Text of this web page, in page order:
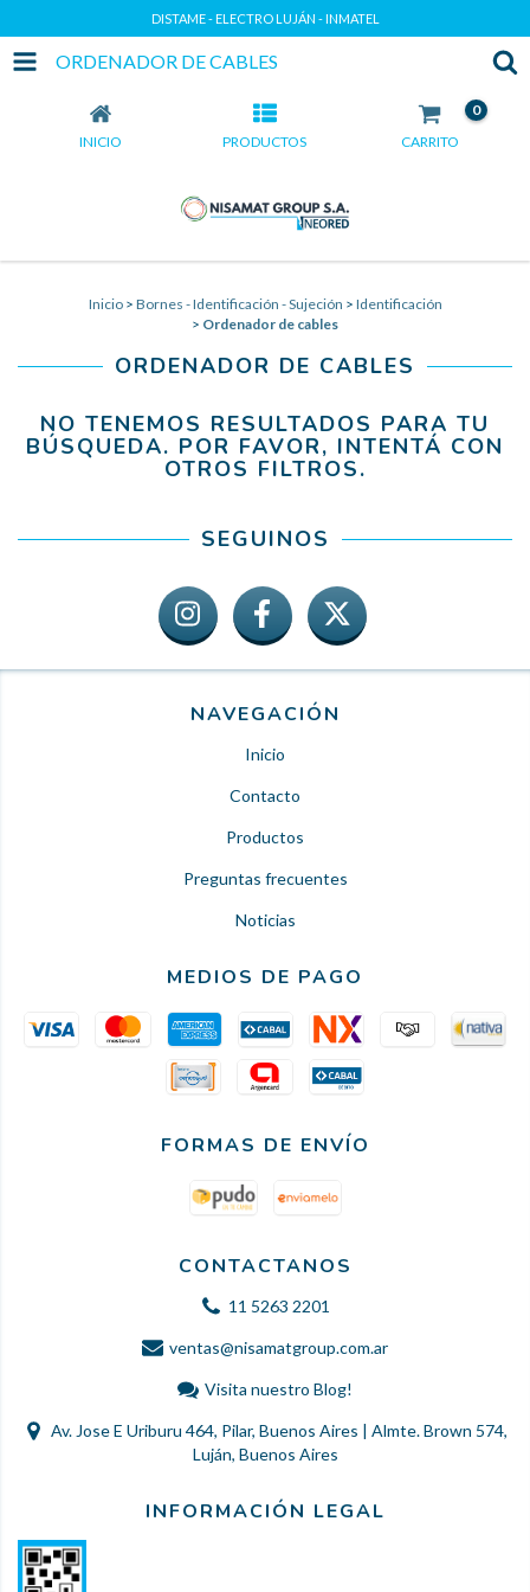
DISTAME - ELECTRO LUJÁN - INMATEL
ORDENADOR DE CABLES
INICIO PRODUCTOS CARRITO
0
Inicio > Bornes - Identificación - Sujeción > Identificación
> Ordenador de cables
ORDENADOR DE CABLES
NO TENEMOS RESULTADOS PARA TU
BÚSQUEDA. POR FAVOR, INTENTÁ CON
OTROS FILTROS.
SEGUINOS
NAVEGACIÓN
Inicio
Contacto
Productos
Preguntas frecuentes
Noticias
MEDIOS DE PAGO
FORMAS DE ENVÍO
CONTACTANOS
11 5263 2201
ventas@nisamatgroup.com.ar
Visita nuestro Blog!
Av. Jose E Uriburu 464, Pilar, Buenos Aires | Almte. Brown 574,
Luján, Buenos Aires
INFORMACIÓN LEGAL